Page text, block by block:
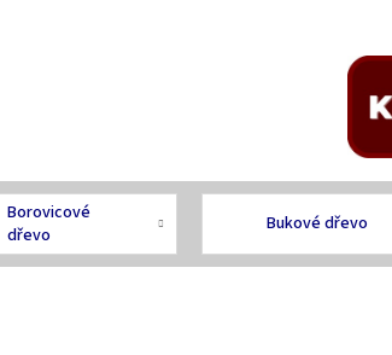
Borovicové
dřevo
Bukové dřevo